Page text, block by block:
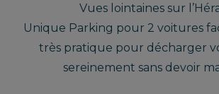
Vues lointaines sur
Unique Parking pour 2 voitures
très pratique pour décharger
sereinement sans devoir